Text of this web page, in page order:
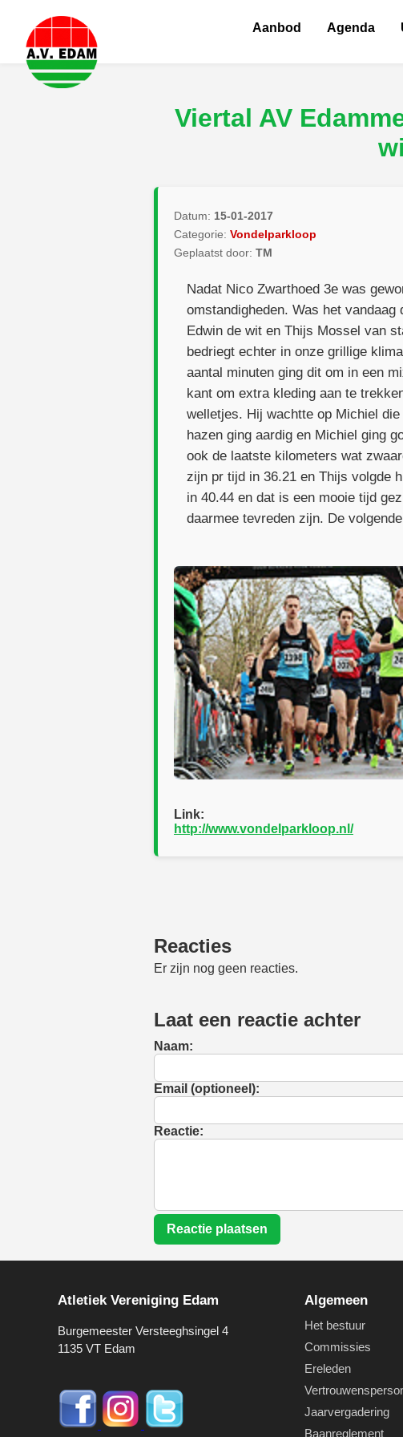
Aanbod Agenda
Viertal AV
Datum: 15-01-2017
Categorie: Vondelparkloop
Geplaatst door: TM
Nadat Nico Zwarthoed 3e was
omstandigheden. Was het
Edwin de wit en Thijs Mossel van
bedriegt echter in onze grillige
aantal minuten ging dit om in een
kant om extra kleding aan te
welletjes. Hij wachtte op Michiel
hazen ging aardig en Michiel ging
ook de laatste kilometers wat
zijn pr tijd in 36.21 en Thijs volgde
in 40.44 en dat is een mooie tijd
daarmee tevreden zijn. De
Link:
http://www.vondelparkloop.nl/
Reacties
Er zijn nog geen reacties.
Laat een reactie achter
Naam:
Email (optioneel):
Reactie:
Reactie plaatsen
Atletiek Vereniging Edam
Burgemeester Versteeghsingel 4
1135 VT Edam
Algemeen
Het bestuur
Commissies
Ereleden
Jaarvergadering
Baanreglement